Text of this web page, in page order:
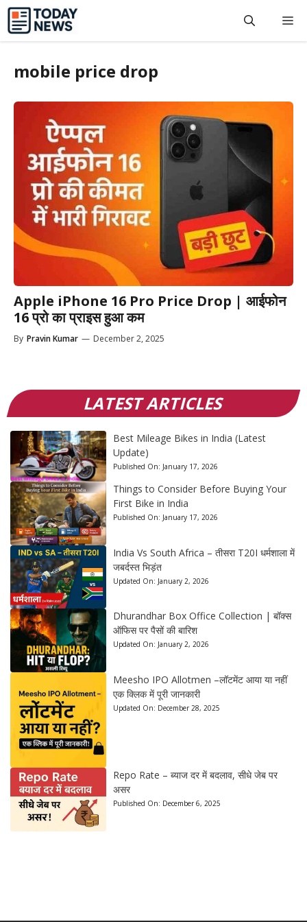
Skip
content
mobile price drop
Apple iPhone 16 Pro Price Drop | आईफोन
16 प्रो का प्राइस हुआ कम
By Pravin Kumar — December 2, 2025
LATEST ARTICLES
Best Mileage Bikes in India (Latest
Update)
Published On: January 17, 2026
Things to Consider Before Buying Your
First Bike in India
Published On: January 17, 2026
India Vs South Africa – तीसरा T20I धर्मशाला में
जबर्दस्त भिड़ंत
Updated On: January 2, 2026
Dhurandhar Box Office Collection | बॉक्स
ऑफिस पर पैसों की बारिश
Updated On: January 2, 2026
Meesho IPO Allotmen –लॉटमेंट आया या नहीं
एक क्लिक में पूरी जानकारी
Updated On: December 28, 2025
Repo Rate – ब्याज दर में बदलाव, सीधे जेब पर
असर
Published On: December 6, 2025